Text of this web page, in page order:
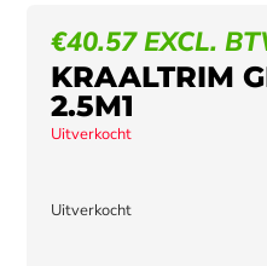
€40.57 EXCL.
KRAALTRIM
2.5M1
Uitverkocht
Uitverkocht